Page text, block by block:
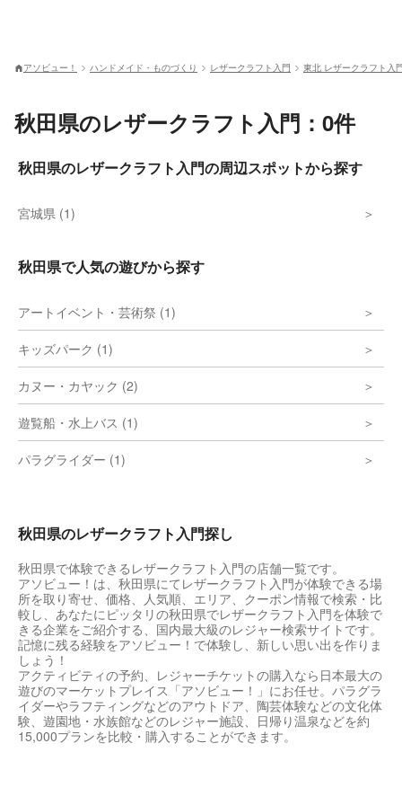
アソビュー！ ハンドメイド・ものづくり レザークラフト入門 東北 レザークラフト入
秋田県のレザークラフト入門：0件
秋田県のレザークラフト入門の周辺スポットから探す
宮城県 (1)
秋田県で人気の遊びから探す
アートイベント・芸術祭 (1)
キッズパーク (1)
カヌー・カヤック (2)
遊覧船・水上バス (1)
パラグライダー (1)
秋田県のレザークラフト入門探し
秋田県で体験できるレザークラフト入門の店舗一覧です。
アソビュー！は、秋田県にてレザークラフト入門が体験できる場
所を取り寄せ、価格、人気順、エリア、クーポン情報で検索・比
較し、あなたにピッタリの秋田県でレザークラフト入門を体験で
きる企業をご紹介する、国内最大級のレジャー検索サイトです。
記憶に残る経験をアソビュー！で体験し、新しい思い出を作りま
しょう！
アクティビティの予約、レジャーチケットの購入なら日本最大の
遊びのマーケットプレイス「アソビュー！」にお任せ。パラグラ
イダーやラフティングなどのアウトドア、陶芸体験などの文化体
験、遊園地・水族館などのレジャー施設、日帰り温泉などを約
15,000プランを比較・購入することができます。